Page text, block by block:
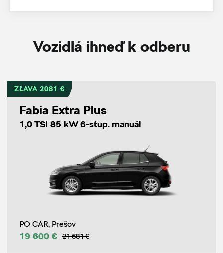
Vozidlá ihneď k odberu
ZĽAVA 2081 €
Fabia Extra Plus
1,0 TSI 85 kW 6-stup. manuál
PO CAR, Prešov
19 600 € 21 681 €